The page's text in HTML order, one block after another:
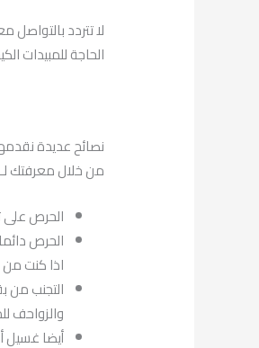
لا تتردد
الحاجة للمبيدات
نصائح عديدة
من خلال معرفتك
الحرص على
الحرص
اذا كنت
التجنب من
والزواحف
أيضا غسيل